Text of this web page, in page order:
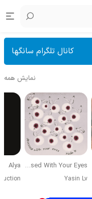
کانال تلگرام سانگها
نمایش همه
Obsessed With Your Eyes
Yasin Lv
Alya